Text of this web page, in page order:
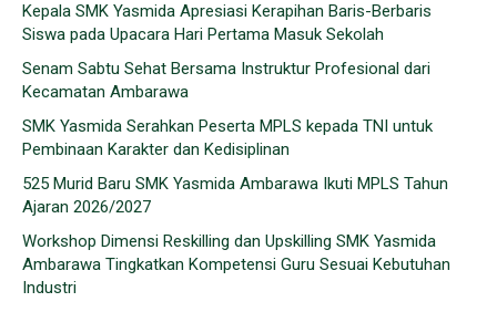
Kepala SMK Yasmida Apresiasi Kerapihan Baris-Berbaris
Siswa pada Upacara Hari Pertama Masuk Sekolah
Senam Sabtu Sehat Bersama Instruktur Profesional dari
Kecamatan Ambarawa
SMK Yasmida Serahkan Peserta MPLS kepada TNI untuk
Pembinaan Karakter dan Kedisiplinan
525 Murid Baru SMK Yasmida Ambarawa Ikuti MPLS Tahun
Ajaran 2026/2027
Workshop Dimensi Reskilling dan Upskilling SMK Yasmida
Ambarawa Tingkatkan Kompetensi Guru Sesuai Kebutuhan
Industri